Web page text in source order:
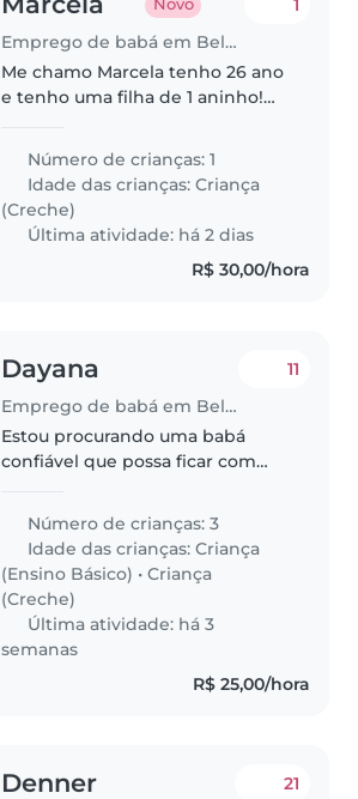
Novo
Emprego de babá em Belo Horizonte
1
Me chamo Marcela tenho 26 ano
e tenho uma filha de 1 aninho!
possa ficar com ela de terça a
sexta, às 17:30 ate 20:30, aos final
de semana ficaria das..
Número de crianças: 1
Idade das crianças:Criança
(Creche)
Última atividade: há 2 dias
R$ 30,00/hora
Dayana
Emprego de babá em Belo Horizonte
11
Estou procurando uma babá
confiável que possa ficar com
escola. Eles são crianças calmas,
brincalhonas e falantes. Não
consigo acessar as mensagens
Número de crianças: 3
Idade das crianças:Criança
(Ensino Básico) •Criança
(Creche)
Última atividade: há 3
semanas
R$ 25,00/hora
Denner 21